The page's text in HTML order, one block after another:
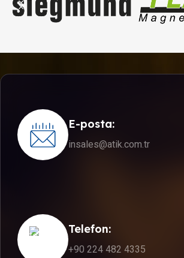
E-posta:
insales@atik.com.tr
Telefon:
+90 224 482 4335